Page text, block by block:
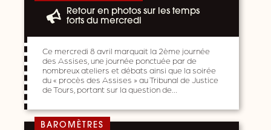
Retour en photos sur les temps
forts du mercredi
Ce mercredi 8 avril marquait la 2ème journée
des Assises, une journée ponctuée par de
nombreux ateliers et débats ainsi que la soirée
du « procès des Assises » au Tribunal de Justice
de Tours, portant sur la question de…
BAROMÈTRES